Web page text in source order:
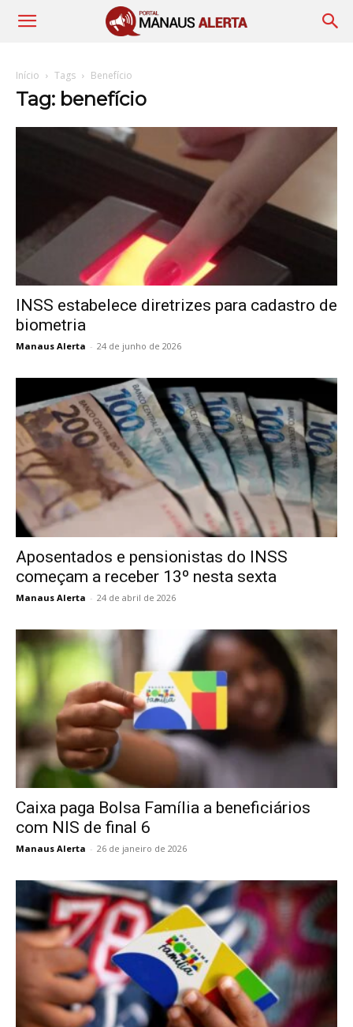
Início Tags Benefício
Tag: benefício
INSS estabelece diretrizes para cadastro de
biometria
Manaus Alerta - 24 de junho de 2026
Aposentados e pensionistas do INSS
começam a receber 13º nesta sexta
Manaus Alerta - 24 de abril de 2026
Caixa paga Bolsa Família a beneficiários
com NIS de final 6
Manaus Alerta - 26 de janeiro de 2026